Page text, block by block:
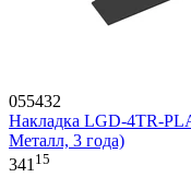
055432
Накладка LGD-4TR-
Металл, 3 года)
341 15